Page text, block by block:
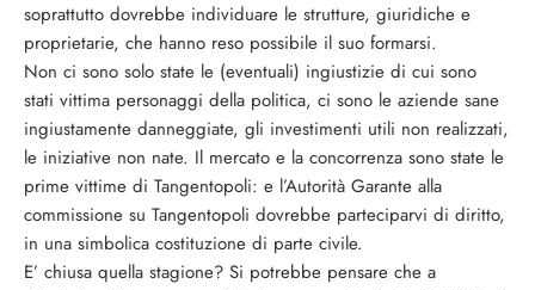
soprattutto dovrebbe individuare le strutture, giuridiche e
proprietarie, che hanno reso possibile il suo formarsi.
Non ci sono solo state le (eventuali) ingiustizie di cui sono
stati vittima personaggi della politica, ci sono le aziende sane
ingiustamente danneggiate, gli investimenti utili non realizzati,
le iniziative non nate. Il mercato e la concorrenza sono state le
prime vittime di Tangentopoli: e l’Autorità Garante alla
commissione su Tangentopoli dovrebbe parteciparvi di diritto,
in una simbolica costituzione di parte civile.
E’ chiusa quella stagione? Si potrebbe pensare che a